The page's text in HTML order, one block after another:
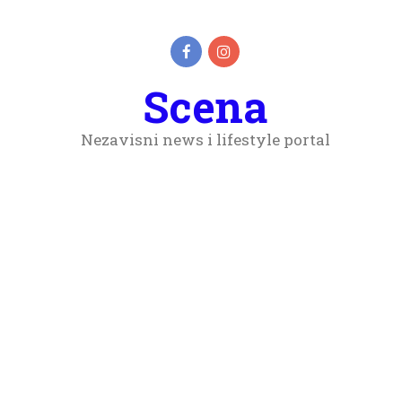
Scena
Nezavisni news i lifestyle portal